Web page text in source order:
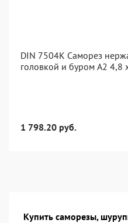
DIN 7504K Саморез
головкой и буром A2 4,8
1 798.20 руб.
Купить саморезы,